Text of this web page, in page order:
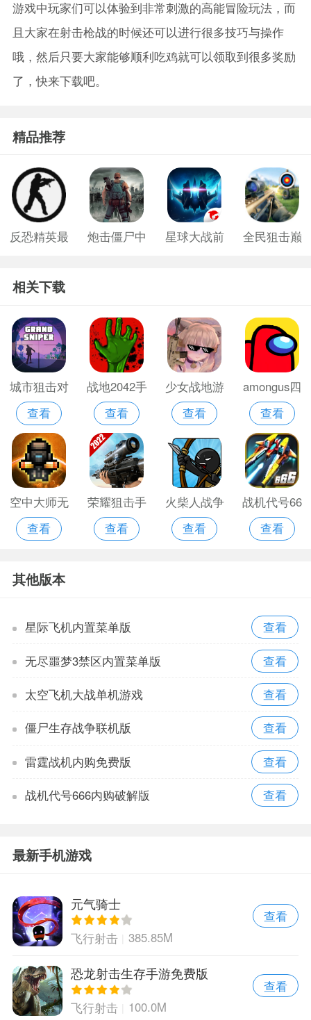
游戏中玩家们可以体验到非常刺激的高能冒险玩法，而
且大家在射击枪战的时候还可以进行很多技巧与操作
哦，然后只要大家能够顺利吃鸡就可以领取到很多奖励
了，快来下载吧。
精品推荐
反恐精英最
炮击僵尸中
星球大战前
全民狙击巅
相关下载
城市狙击对
抗僵尸
查看
战地2042手
游免费版
查看
少女战地游
戏安卓版
查看
amongus四
合一模组手
机游戏
查看
空中大师无
限水晶破解
查看
荣耀狙击手
手游
查看
火柴人战争
遗产破解版
查看
战机代号66
破解版
查看
其他版本
星际飞机内置菜单版
无尽噩梦3禁区内置菜单版
太空飞机大战单机游戏
僵尸生存战争联机版
雷霆战机内购免费版
战机代号666内购破解版
最新手机游戏
元气骑士
飞行射击 385.85M
查看
恐龙射击生存手游免费版
飞行射击 100.0M
查看